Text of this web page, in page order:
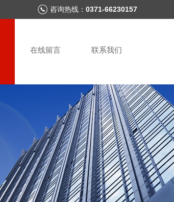
咨询热线： 0371-66230157
在线留言 联系我们